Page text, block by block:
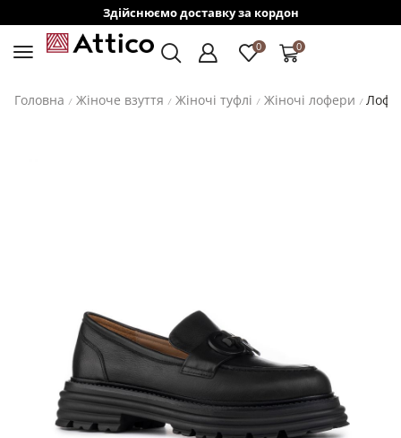
Здійснюємо доставку за кордон
0 0
Головна / Жіноче взуття / Жіночі туфлі / Жіночі лофери /